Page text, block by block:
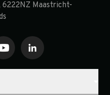
6222NZ Maastricht-